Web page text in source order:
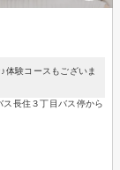
体験コースもございま
長住３丁目バス停から